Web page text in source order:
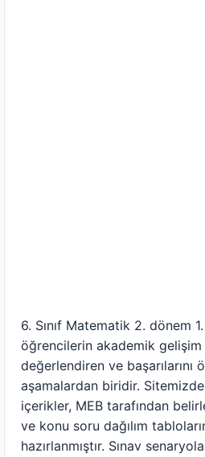
6. Sınıf Matematik 2. dönem 1.
öğrencilerin akademik gelişim
değerlendiren ve başarılarını
aşamalardan biridir.
içerikler, MEB tarafından
ve konu soru dağılım
hazırlanmıştır. Sınav